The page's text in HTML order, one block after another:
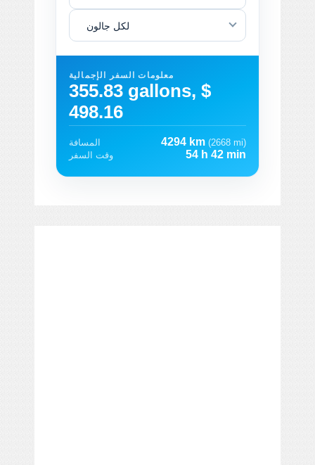
لكل جالون
معلومات السفر الإجمالية
355.83 gallons, $
498.16
المسافة 4294 km (2668 mi)
وقت السفر
54 h 42 min